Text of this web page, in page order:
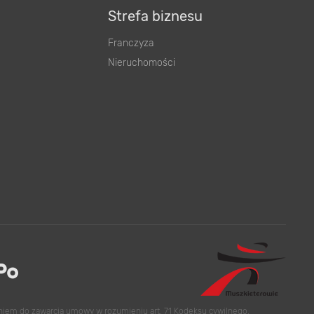
Strefa biznesu
Franczyza
Nieruchomości
do zawarcia umowy w rozumieniu art. 71 Kodeksu cywilnego.